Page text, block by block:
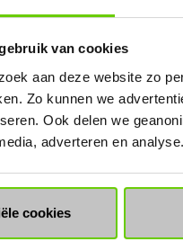
van cookies
aan deze website zo
Zo kunnen we
Ook delen we
adverteren en
cookies
van Nederland?